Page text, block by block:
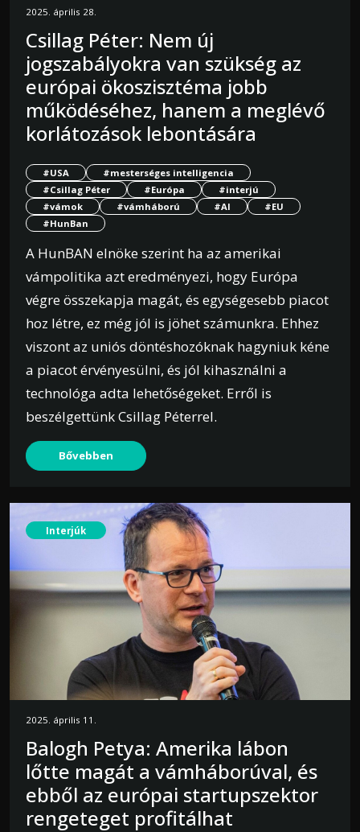
2025. április 28.
Csillag Péter: Nem új
jogszabályokra van szükség az
európai ökoszisztéma jobb
működéséhez, hanem a meglévő
korlátozások lebontására
#USA
#mesterséges intelligencia
#Csillag Péter
#Európa
#interjú
#vámok
#vámháború #AI
#EU
#HunBan
A HunBAN elnöke szerint ha az amerikai
vámpolitika azt eredményezi, hogy Európa
végre összekapja magát, és egységesebb piacot
hoz létre, ez még jól is jöhet számunkra. Ehhez
viszont az uniós döntéshozóknak hagyniuk kéne
a piacot érvényesülni, és jól kihasználni a
technológa adta lehetőségeket. Erről is
beszélgettünk Csillag Péterrel.
Bővebben
Interjúk
2025. április 11.
Balogh Petya: Amerika lábon
lőtte magát a vámháborúval, és
ebből az európai startupszektor
rengeteget profitálhat